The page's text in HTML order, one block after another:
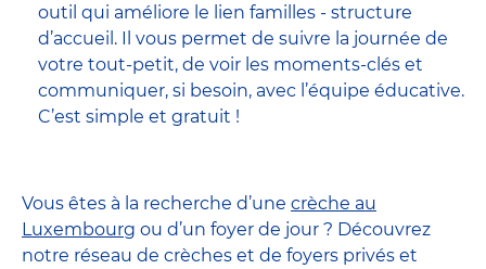
outil qui améliore le lien familles - structure
d’accueil. Il vous permet de suivre la journée de
votre tout-petit, de voir les moments-clés et
communiquer, si besoin, avec l’équipe éducative.
C’est simple et gratuit !
Vous êtes à la recherche d’une crèche au
Luxembourg ou d’un foyer de jour ? Découvrez
notre réseau de crèches et de foyers privés et